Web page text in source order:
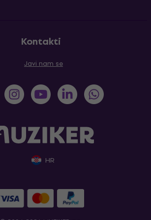
Kontakti
Javi nam se
HR